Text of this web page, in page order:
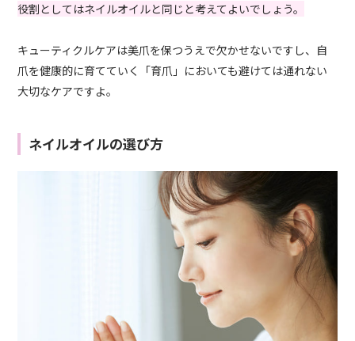
役割としてはネイルオイルと同じと考えてよいでしょう。
キューティクルケアは美爪を保つうえで欠かせないですし、自
爪を健康的に育てていく「育爪」においても避けては通れない
大切なケアですよ。
ネイルオイルの選び方